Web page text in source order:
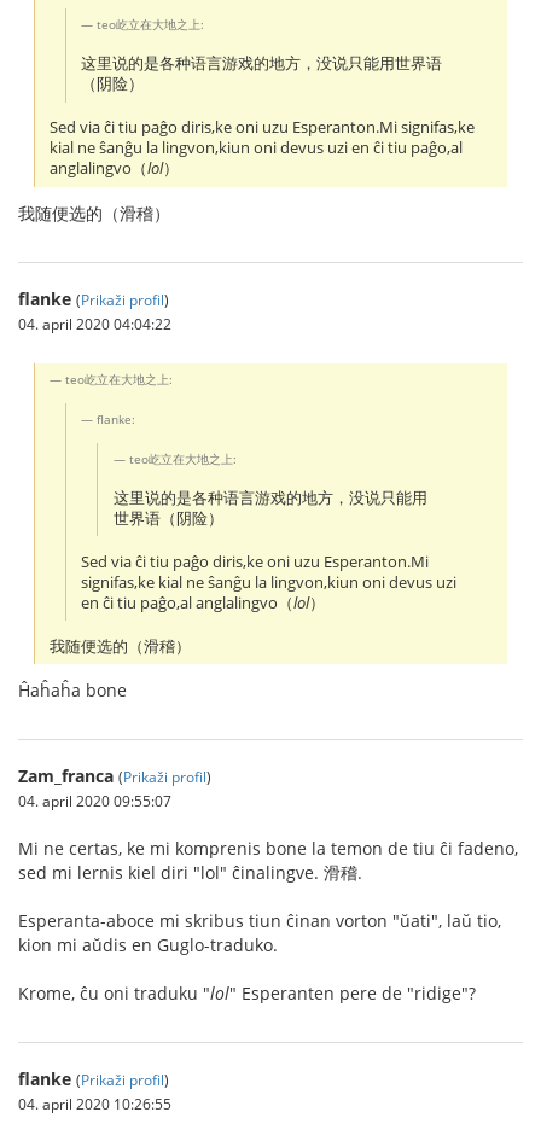
teo屹立在大地之上:
这里说的是各种语言游戏的地方，没说只能用世界语
（阴险）
Sed via ĉi tiu paĝo diris,ke oni uzu Esperanton.Mi signifas,ke
kial ne ŝanĝu la lingvon,kiun oni devus uzi en ĉi tiu paĝo,al
anglalingvo（lol）
我随便选的（滑稽）
flanke (Prikaži profil)
04. april 2020 04:04:22
teo屹立在大地之上:
flanke:
teo屹立在大地之上:
这里说的是各种语言游戏的地方，没说只能用
世界语（阴险）
Sed via ĉi tiu paĝo diris,ke oni uzu Esperanton.Mi
signifas,ke kial ne ŝanĝu la lingvon,kiun oni devus uzi
en ĉi tiu paĝo,al anglalingvo（lol）
我随便选的（滑稽）
Ĥaĥaĥa bone
Zam_franca (Prikaži profil)
04. april 2020 09:55:07
Mi ne certas, ke mi komprenis bone la temon de tiu ĉi fadeno,
sed mi lernis kiel diri "lol" ĉinalingve. 滑稽.
Esperanta-aboce mi skribus tiun ĉinan vorton "ŭati", laŭ tio,
kion mi aŭdis en Guglo-traduko.
Krome, ĉu oni traduku "lol" Esperanten pere de "ridige"?
flanke (Prikaži profil)
04. april 2020 10:26:55